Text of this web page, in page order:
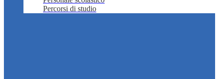
Percorsi di studio